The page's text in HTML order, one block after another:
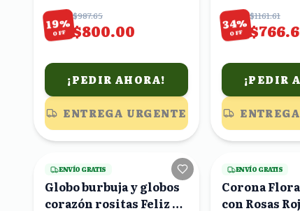
19%
OFF
$987.65
$800.00
¡PEDIR AHORA!
ENTREGA URGENTE
34%
OFF
$1161.61
¡PEDIR
17viendo
ENVÍO GRATIS
Globo burbuja y globos
corazón rositas Feliz 20
ENVÍO GRATIS
Corona
con Rosas